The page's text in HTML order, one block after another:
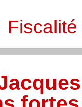
Fiscalité